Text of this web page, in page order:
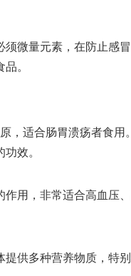
微量元素，在防止感
。
适合肠胃溃疡者食用
效。
用，非常适合高血压
供多种营养物质，特